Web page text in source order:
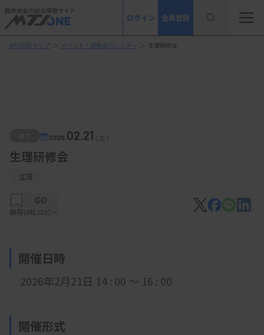
臨床検査の総合情報サイト
ログイン 会員登録
MTJONEトップ ＞ イベント・研修会カレンダー ＞ 生理研修会
2026. 02.21 （土）
生理研修会
生理
保存URLコピー
開催日時
2026年2月21日 14 : 00 ～ 16 : 00
開催形式